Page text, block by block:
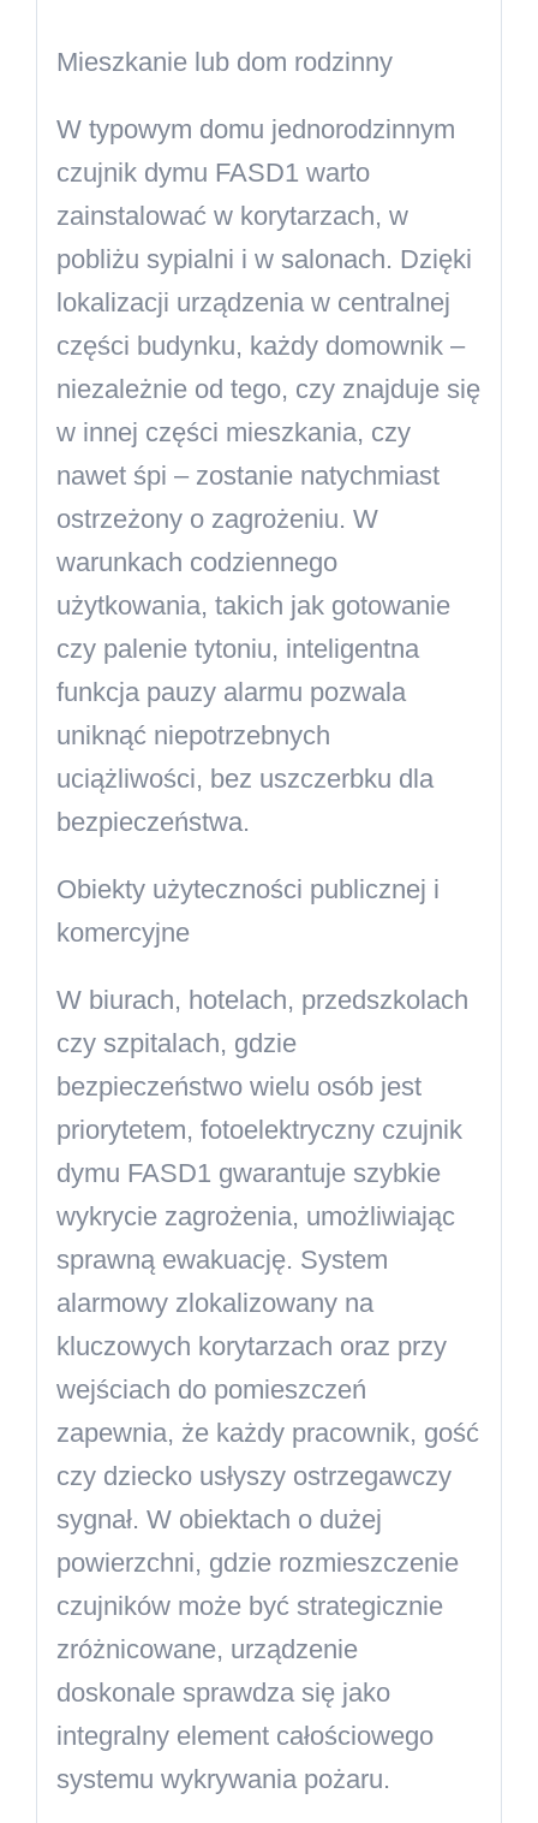
Mieszkanie lub dom rodzinny
W typowym domu jednorodzinnym
czujnik dymu FASD1 warto
zainstalować w korytarzach, w
pobliżu sypialni i w salonach. Dzięki
lokalizacji urządzenia w centralnej
części budynku, każdy domownik –
niezależnie od tego, czy znajduje się
w innej części mieszkania, czy
nawet śpi – zostanie natychmiast
ostrzeżony o zagrożeniu. W
warunkach codziennego
użytkowania, takich jak gotowanie
czy palenie tytoniu, inteligentna
funkcja pauzy alarmu pozwala
uniknąć niepotrzebnych
uciążliwości, bez uszczerbku dla
bezpieczeństwa.
Obiekty użyteczności publicznej i
komercyjne
W biurach, hotelach, przedszkolach
czy szpitalach, gdzie
bezpieczeństwo wielu osób jest
priorytetem, fotoelektryczny czujnik
dymu FASD1 gwarantuje szybkie
wykrycie zagrożenia, umożliwiając
sprawną ewakuację. System
alarmowy zlokalizowany na
kluczowych korytarzach oraz przy
wejściach do pomieszczeń
zapewnia, że każdy pracownik, gość
czy dziecko usłyszy ostrzegawczy
sygnał. W obiektach o dużej
powierzchni, gdzie rozmieszczenie
czujników może być strategicznie
zróżnicowane, urządzenie
doskonale sprawdza się jako
integralny element całościowego
systemu wykrywania pożaru.